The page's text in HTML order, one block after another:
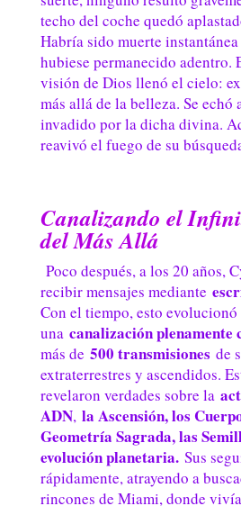
techo del coche quedó
Habría sido muerte
hubiese permanecido adentro.
visión de Dios llenó el cielo:
más allá de la belleza. Se
invadido por la dicha divina.
reavivó el fuego de su
Canalizando el
del Más Allá
Poco después, a los 20 años,
recibir mensajes mediante
Con el tiempo, esto evolucionó
una canalización plenamente
más de 500 transmisiones de
extraterrestres y ascendidos.
revelaron verdades sobre la
ADN, la Ascensión, los
Geometría Sagrada, las
evolución planetaria.Sus
rápidamente, atrayendo a
rincones de Miami, donde